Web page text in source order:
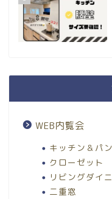
WEB内覧会
キッチン＆パ
クローゼット
リビングダイ
二重窓